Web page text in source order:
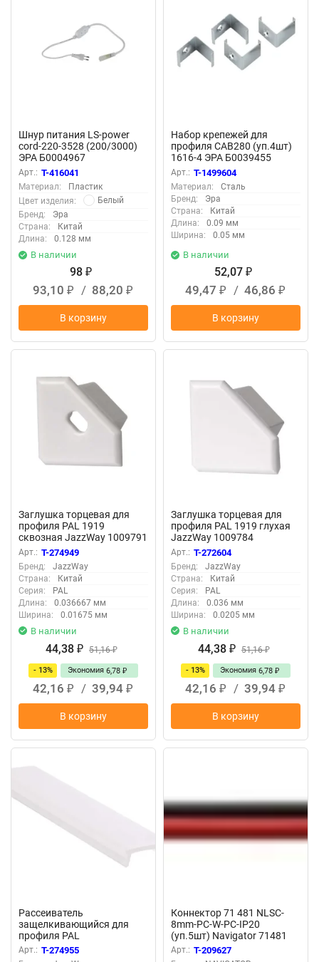
Шнур питания LS-power
cord-220-3528 (200/3000)
ЭРА Б0004967
Арт.: T-416041
Материал:
Пластик
Цвет изделия:
Белый
Бренд:
Эра
Страна:
Китай
Длина:
0.128 мм
В наличии
98 ₽
93,10 ₽ / 88,20 ₽
В корзину
Набор крепежей для
профиля CAB280 (уп.4шт)
1616-4 ЭРА Б0039455
Арт.: T-1499604
Материал:
Сталь
Бренд:
Эра
Страна:
Китай
Длина:
0.09 мм
Ширина:
0.05 мм
В наличии
52,07 ₽
49,47 ₽ / 46,86 ₽
В корзину
Заглушка торцевая для
профиля PAL 1919
сквозная JazzWay 1009791
Арт.: T-274949
Бренд:
JazzWay
Страна:
Китай
Серия:
PAL
Длина:
0.036667 мм
Ширина:
0.01675 мм
В наличии
44,38 ₽ 51,16₽
- 13% Экономия 6,78 ₽
42,16 ₽ / 39,94 ₽
В корзину
Заглушка торцевая для
профиля PAL 1919 глухая
JazzWay 1009784
Арт.: T-272604
Бренд:
JazzWay
Страна:
Китай
Серия:
PAL
Длина:
0.036 мм
Ширина:
0.0205 мм
В наличии
44,38 ₽ 51,16₽
- 13% Экономия 6,78 ₽
42,16 ₽ / 39,94 ₽
В корзину
Рассеиватель
защелкивающийся для
профиля PAL
1506/1612/1818/1919/2206
матов. (дл.2м) JazzWay
Арт.: T-274955
Коннектор 71 481 NLSC-
8mm-PC-W-PC-IP20
(уп.5шт) Navigator 71481
Арт.: T-209627